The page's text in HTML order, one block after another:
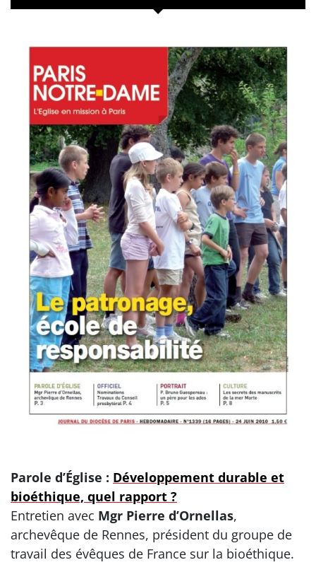
Parole d’Église : Développement durable et
bioéthique, quel rapport ?
Entretien avec Mgr Pierre d’Ornellas,
archevêque de Rennes, président du groupe de
travail des évêques de France sur la bioéthique.